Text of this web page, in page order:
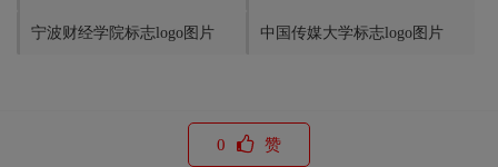
宁波财经学院标志logo图片 中国传媒大学标志logo图片
0 赞